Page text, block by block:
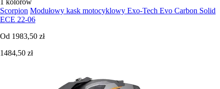
Scorpion Modułowy kask motocyklowy Exo-Tech Evo Carbon Solid
ECE 22-06
Od 1983,50 zł
1484,50 zł